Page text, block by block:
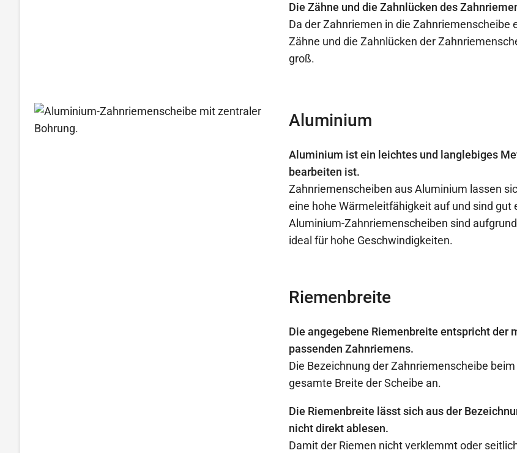
Die Zähne und die Zahnlücken des
Da der Zahnriemen in die Zahnriemenscheibe
Zähne und die Zahnlücken der
groß.
Aluminium
Aluminium ist ein leichtes und langlebiges
bearbeiten ist.
Zahnriemenscheiben aus Aluminium lassen
eine hohe Wärmeleitfähigkeit auf und sind gut
Aluminium-Zahnriemenscheiben sind
ideal für hohe Geschwindigkeiten.
Riemenbreite
Die angegebene Riemenbreite entspricht der
passenden Zahnriemens.
Die Bezeichnung der Zahnriemenscheibe
gesamte Breite der Scheibe an.
Die Riemenbreite lässt sich aus der
nicht direkt ablesen.
Damit der Riemen nicht verklemmt oder